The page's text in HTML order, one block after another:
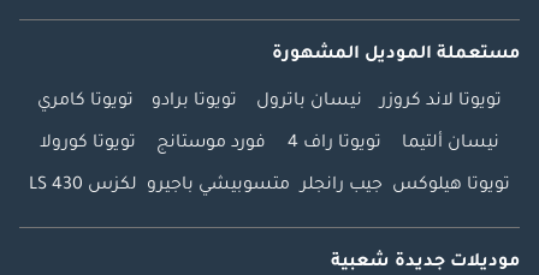
مستعملة الموديل المشهورة
تويوتا لاند كروزر نيسان باترول تويوتا برادو تويوتا كامري
نيسان ألتيما تويوتا راف 4 فورد موستانج تويوتا كورولا
تويوتا هيلوكس جيب رانجلر متسوبيشي باجيرو لكزس LS 430
موديلات جديدة شعبية